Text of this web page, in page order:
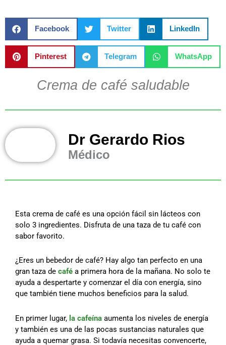
Facebook Twitter LinkedIn
Pinterest Telegram WhatsApp
Crema de café saludable
Dr Gerardo Rios
Médico
Esta crema de café es una opción fácil sin lácteos con
solo 3 ingredientes. Disfruta de una taza de tu café con
sabor favorito.
¿Eres un bebedor de café? Hay algo tan perfecto en una
gran taza de café a primera hora de la mañana. No solo te
ayuda a despertarte y comenzar el día con energía, sino
que también tiene muchos beneficios para la salud.
En primer lugar, la cafeína aumenta los niveles de energía
y también es una de las pocas sustancias naturales que
ayuda a quemar grasa. Si todavía necesitas convencerte,